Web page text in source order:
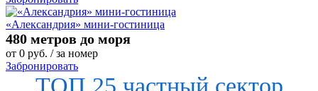
«Александрия» мини-гостиница
480 метров до моря
от 0 руб. / за номер
Забронировать
ТОП 25 частный сектор